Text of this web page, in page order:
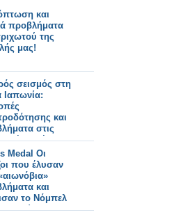
και
προβλήματα
της
μας!
σεισμός στη
Ιαπωνία:
και
στις
Τρένο
Medal Οι
που έλυσαν
και
το Νόμπελ